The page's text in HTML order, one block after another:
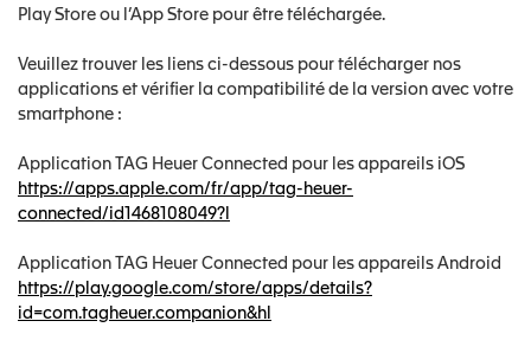
Play Store ou l’App Store pour être téléchargée.
Veuillez trouver les liens ci-dessous pour télécharger nos
applications et vérifier la compatibilité de la version avec votre
smartphone :
Application TAG Heuer Connected pour les appareils iOS
https://apps.apple.com/fr/app/tag-heuer-
connected/id1468108049?l
Application TAG Heuer Connected pour les appareils Android
https://play.google.com/store/apps/details?
id=com.tagheuer.companion&hl